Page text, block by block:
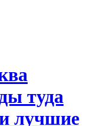
туда
лучшие